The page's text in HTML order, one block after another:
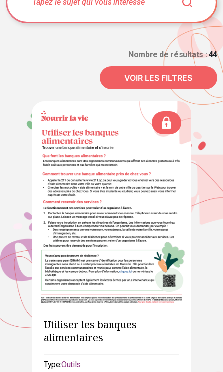
Nombre de résultats :44
VOIR LES FILTRES
Utiliser les banques
alimentaires
Type:Outils